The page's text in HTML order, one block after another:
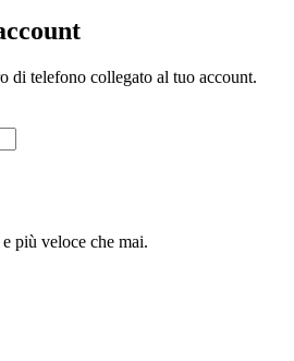
di telefono collegato al tuo account.
più veloce che mai.